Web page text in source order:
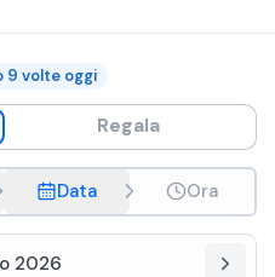
9 volte oggi
Regala
Data Ora
2026